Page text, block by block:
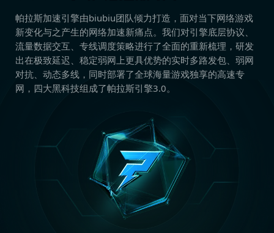
帕拉斯加速引擎由biubiu团队倾力打造，面对当下网络游戏
新变化与之产生的网络加速新痛点。我们对引擎底层协议、
流量数据交互、专线调度策略进行了全面的重新梳理，研发
出在极致延迟、稳定弱网上更具优势的实时多路发包、弱网
对抗、动态多线，同时部署了全球海量游戏独享的高速专
网，四大黑科技组成了帕拉斯引擎3.0。